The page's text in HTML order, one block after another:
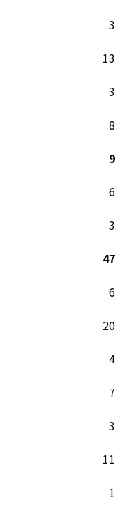
3
13
3
8
9
6
3
47
6
20
4
7
3
11
1